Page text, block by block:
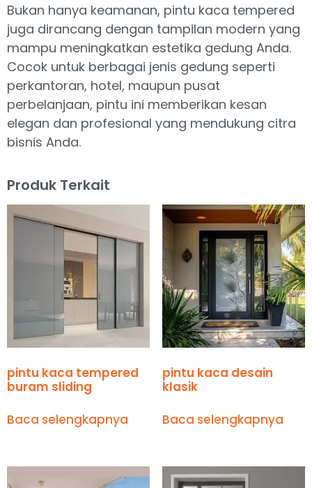
Bukan hanya keamanan, pintu kaca tempered
juga dirancang dengan tampilan modern yang
mampu meningkatkan estetika gedung Anda.
Cocok untuk berbagai jenis gedung seperti
perkantoran, hotel, maupun pusat
perbelanjaan, pintu ini memberikan kesan
elegan dan profesional yang mendukung citra
bisnis Anda.
Produk Terkait
pintu kaca tempered
buram sliding
Baca selengkapnya
pintu kaca desain
klasik
Baca selengkapnya